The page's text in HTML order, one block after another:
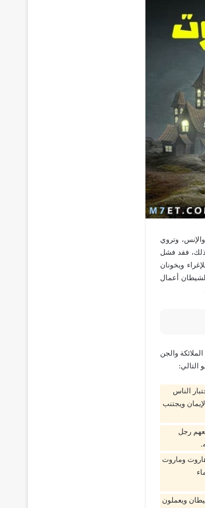
وتروي
ذلك، فقد فشل
ويخونان
أعمال
والجن
التالي:
الناس
ويجتنب
رجل
وماروت
ويعملون